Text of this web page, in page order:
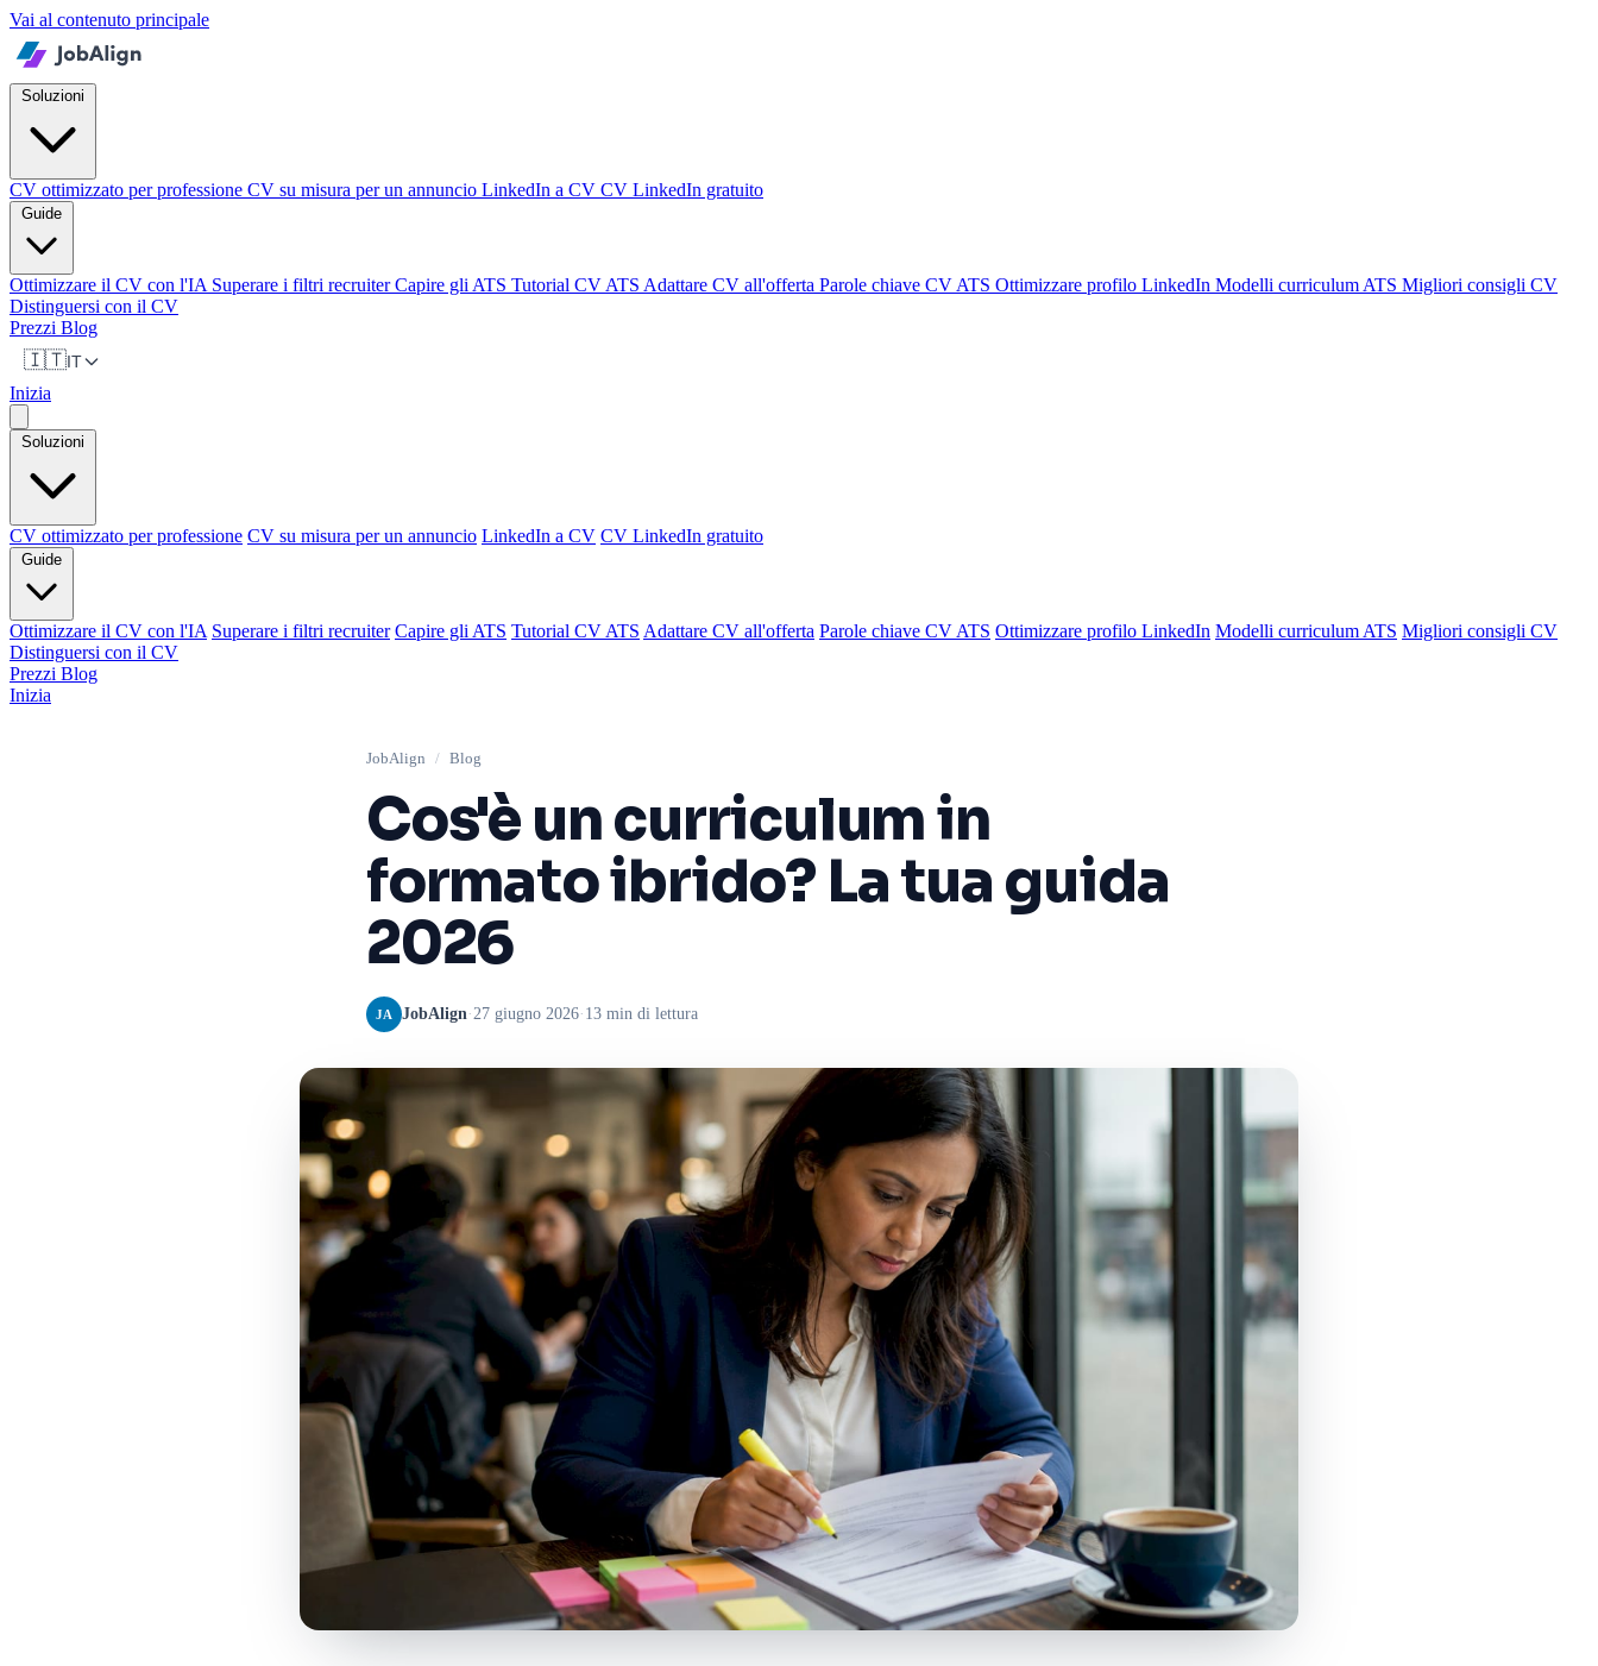
Vai al contenuto principale
CV ottimizzato per professione CV su misura per un annuncio LinkedIn a CV CV LinkedIn gratuito
Ottimizzare il CV con l'IA Superare i filtri recruiterCapire gli ATS Tutorial CV ATS Adattare CV all'offerta Parole chiave CV ATS Ottimizzare profilo LinkedIn Modelli curriculum ATS Migliori consigli CV
Distinguersi con il CV
Prezzi Blog
🇮🇹IT
Inizia
CV ottimizzato per professione CV su misura per un annuncio LinkedIn a CV CV LinkedIn gratuito
Ottimizzare il CV con l'IA Superare i filtri recruiter Capire gli ATS Tutorial CV ATS Adattare CV all'offerta Parole chiave CV ATS Ottimizzare profilo LinkedIn Modelli curriculum ATS Migliori consigli CV
Distinguersi con il CV
Prezzi Blog
Inizia
JobAlign / Blog
Cos'è un curriculum in
formato ibrido? La tua guida
2026
JA JobAlign·27 giugno 2026· 13 min di lettura